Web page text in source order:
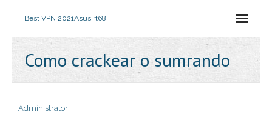
Best VPN 2021Asus rt68
Como crackear o sumrando
Administrator